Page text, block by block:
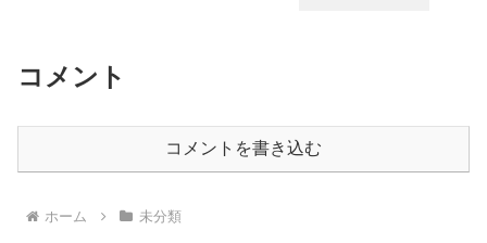
コメント
コメントを書き込む
ホーム 未分類